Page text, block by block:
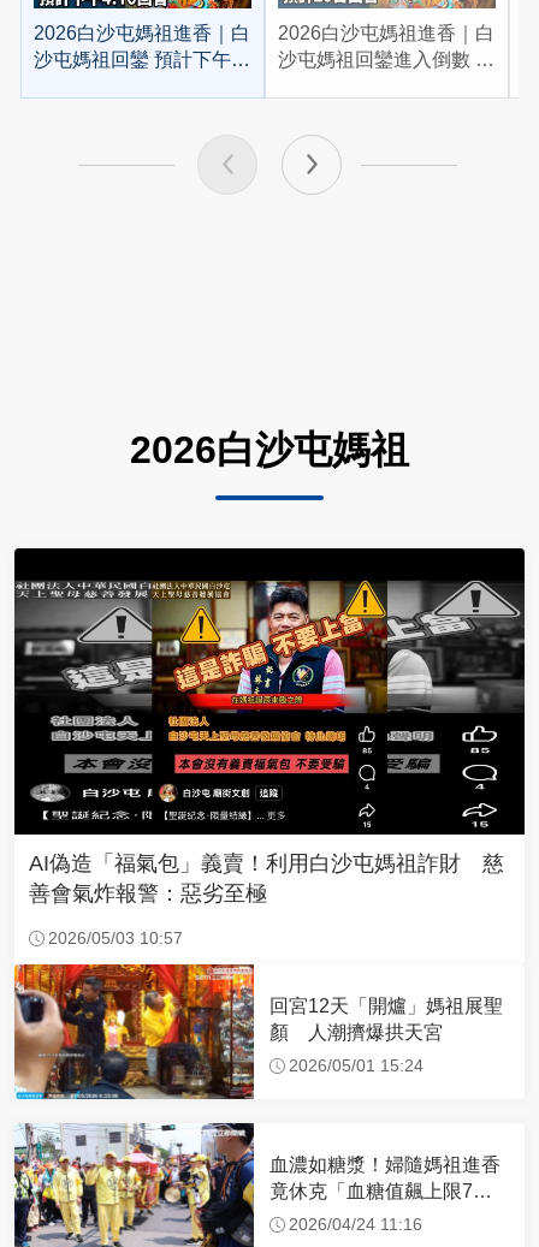
2026白沙屯媽祖進香｜白
沙屯媽祖回鑾 預計下午
2026白沙屯媽祖進香｜白
沙屯媽祖回鑾進入倒數 預
2026白沙屯媽祖
AI偽造「福氣包」義賣！利用白沙屯媽祖詐財 慈
善會氣炸報警：惡劣至極
2026/05/03 10:57
回宮12天「開爐」媽祖展聖
顏 人潮擠爆拱天宮
2026/05/01 15:24
血濃如糖漿！婦隨媽祖進香
竟休克「血糖值飆上限7
倍」 醫曝原因
2026/04/24 11:16